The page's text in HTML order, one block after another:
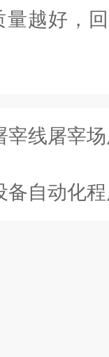
越好，
宰线屠宰
自动化程